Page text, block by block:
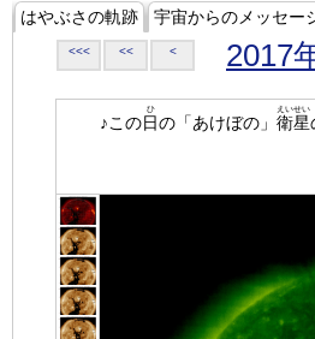
はやぶさの軌跡 宇宙からのメッセー
<<< << < 2017
♪この日
ひ
の「あけぼの」 衛星
えいせい